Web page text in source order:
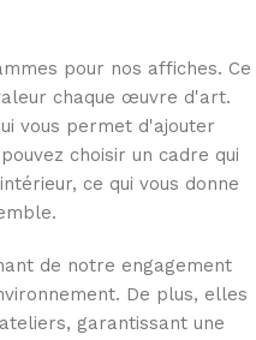
pour nos affiches. Ce
chaque œuvre d'art.
vous permet d'ajouter
choisir un cadre qui
ce qui vous donne
de notre engagement
De plus, elles
garantissant une